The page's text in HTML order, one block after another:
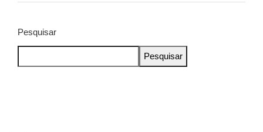
Pesquisar
Pesquisar